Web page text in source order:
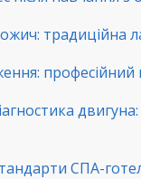
традиційна
професійний
двигуна:
СПА-